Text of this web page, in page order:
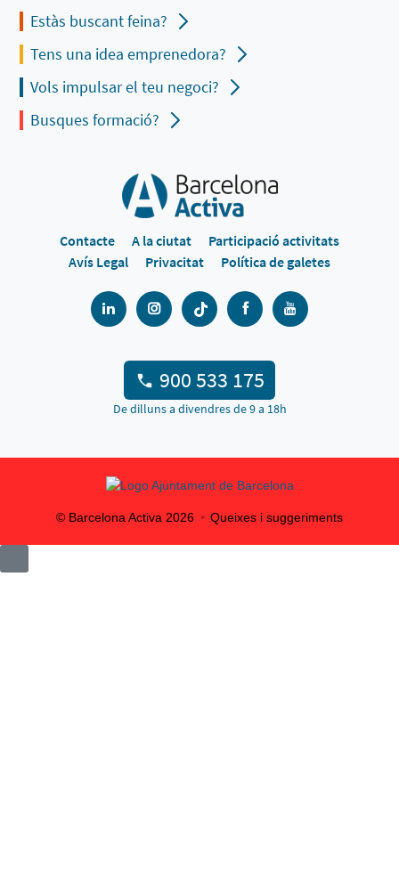
Estàs buscant feina?
Tens una idea emprenedora?
Vols impulsar el teu negoci?
Busques formació?
Contacte A la ciutat
Participació activitats
Avís Legal
Privacitat Política de galetes
900 533 175
De dilluns a divendres de 9 a 18h
© Barcelona Activa 2026 Queixes i suggeriments